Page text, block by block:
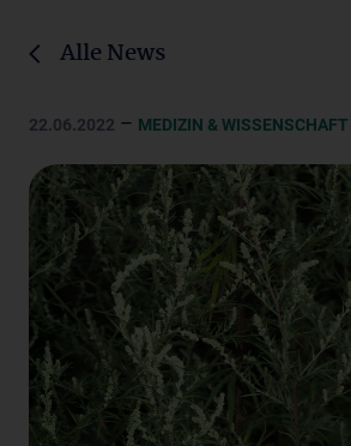
Alle News
22.06.2022 – MEDIZIN & WISSENSCHAFT